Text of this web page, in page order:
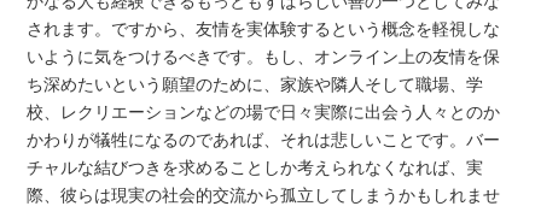
されます。ですから、友情を実体験するという概念を軽視しな
いように気をつけるべきです。もし、オンライン上の友情を保
ち深めたいという願望のために、家族や隣人そして職場、学
校、レクリエーションなどの場で日々実際に出会う人々とのか
かわりが犠牲になるのであれば、それは悲しいことです。バー
チャルな結びつきを求めることしか考えられなくなれば、実
際、彼らは現実の社会的交流から孤立してしまうかもしれませ